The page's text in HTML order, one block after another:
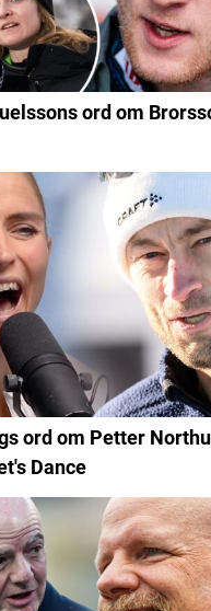
ord om
ord om Petter
Dance